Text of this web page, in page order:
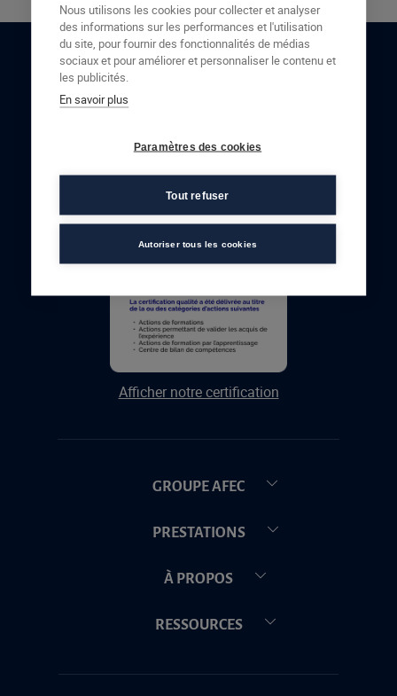
RESTONS EN CONTACT
Afficher notre certification
GROUPE AFEC
PRESTATIONS
À PROPOS
RESSOURCES
Nous utilisons les cookies pour collecter et analyser
des informations sur les performances et l'utilisation
du site, pour fournir des fonctionnalités de médias
sociaux et pour améliorer et personnaliser le contenu et
les publicités.
En savoir plus
Paramètres des cookies
Tout refuser
Autoriser tous les cookies